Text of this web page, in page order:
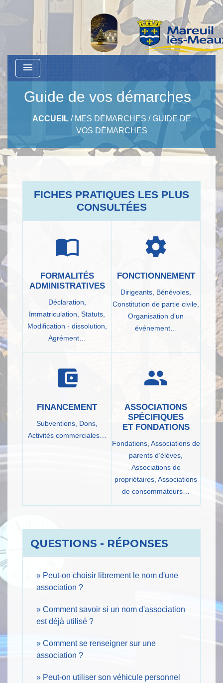
menu
Guide de vos démarches
ACCUEIL/ MES DÉMARCHES /GUIDE DE
VOS DÉMARCHES
FICHES PRATIQUES LES PLUS
CONSULTÉES
import_contacts
FORMALITÉS
ADMINISTRATIVES
Déclaration,
Immatriculation,Statuts,
Modification - dissolution,
Agrément…
settings
FONCTIONNEMENT
Dirigeants, Bénévoles,
Constitution de partie civile,
Organisation d’un
événement…
account_balance_wallet
FINANCEMENT
Subventions, Dons,
Activités commerciales…
group
ASSOCIATIONS
SPÉCIFIQUES
ET FONDATIONS
Fondations, Associations de
parents d’élèves,
Associations de
propriétaires,Associations
de consommateurs…
QUESTIONS - RÉPONSES
Peut-on choisir librement le nom d'une
association ?
Comment savoir si un nom d'association
est déjà utilisé ?
Comment se renseigner sur une
association ?
Peut-on utiliser son véhicule personnel